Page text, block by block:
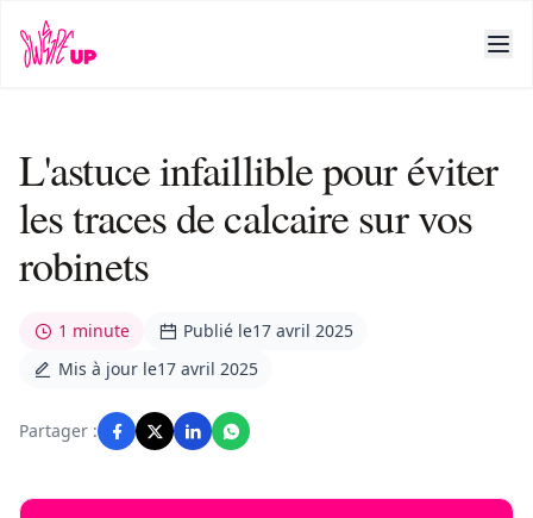
L'astuce infaillible pour éviter
les traces de calcaire sur vos
robinets
1 minute Publié le17 avril 2025
Mis à jour le17 avril 2025
Partager :